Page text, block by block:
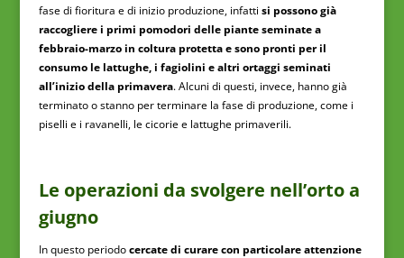
fase di fioritura e di inizio produzione, infatti si possono già
raccogliere i primi pomodori delle piante seminate a
febbraio-marzo in coltura protetta e sono pronti per il
consumo le lattughe, i fagiolini e altri ortaggi seminati
all’inizio della primavera. Alcuni di questi, invece, hanno già
terminato o stanno per terminare la fase di produzione, come i
piselli e i ravanelli, le cicorie e lattughe primaverili.
Le operazioni da svolgere nell’orto a
giugno
In questo periodocercate di curare con particolare attenzione